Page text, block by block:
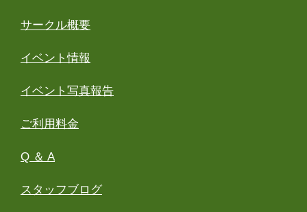
サークル概要
イベント情報
イベント写真報告
ご利用料金
Q ＆ A
スタッフブログ